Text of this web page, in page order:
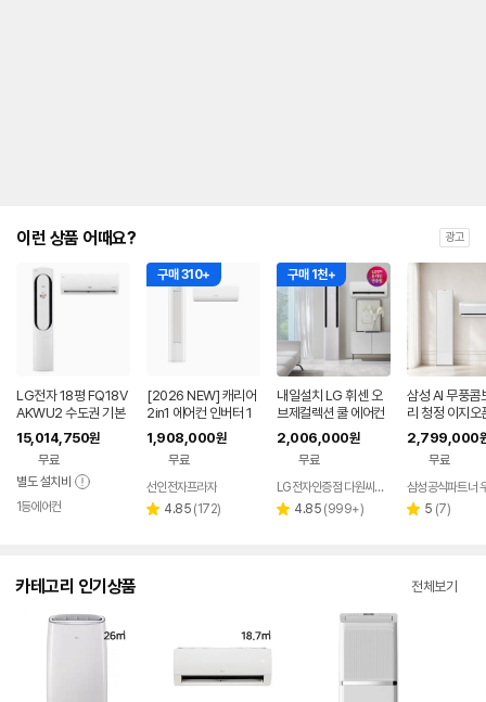
이런 상품 어때요? 광고
LG전자 18평 FQ18V
AKWU2 수도권 기본
설치 포함 투인원 에어
컨
15,014,750원
무료
별도 설치비
1등에어컨
구매 310+
[2026 NEW] 캐리어
2in1 에어컨 인버터 1
등급 멀티형 wifi 17평
+6평 투인원 전국 설
치비포함
1,908,000원
무료
선인전자프라자
별 4.85 리
(172)
구매 1천+
내일설치 LG 휘센 오
브제컬렉션 쿨 에어컨
2in1 FQ17FC1EC2
기본설치포함
2,006,000원
무료
LG전자인증점 다원씨앤씨
별 4.85 리
(999+)
삼성 AI 무풍콤
리 청정 이지오
형 에어컨
22WRS 기본
2,799,000
무료
삼성공식파트너
별 5 리
(7)
카테고리 인기상품 전체보기